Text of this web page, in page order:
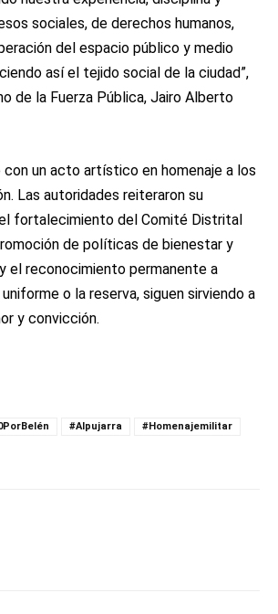
sociales, de derechos humanos,
del espacio público y medio
así el tejido social de la ciudad”,
de la Fuerza Pública, Jairo Alberto
con un acto artístico en homenaje a los
Las autoridades reiteraron su
fortalecimiento del Comité Distrital
de políticas de bienestar y
el reconocimiento permanente a
o la reserva, siguen sirviendo a
y convicción.
#Alpujarra
#Homenajemilitar